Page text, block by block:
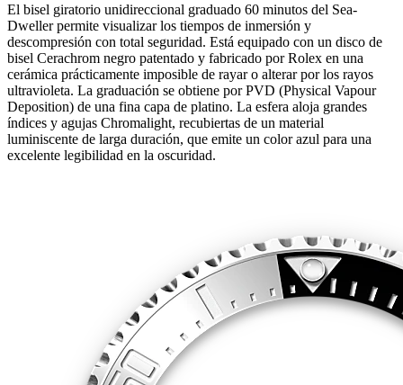
El bisel giratorio unidireccional graduado 60 minutos del Sea-
Dweller permite visualizar los tiempos de inmersión y
descompresión con total seguridad. Está equipado con un disco de
bisel Cerachrom negro patentado y fabricado por Rolex en una
cerámica prácticamente imposible de rayar o alterar por los rayos
ultravioleta. La graduación se obtiene por PVD (Physical Vapour
Deposition) de una fina capa de platino. La esfera aloja grandes
índices y agujas Chromalight, recubiertas de un material
luminiscente de larga duración, que emite un color azul para una
excelente legibilidad en la oscuridad.